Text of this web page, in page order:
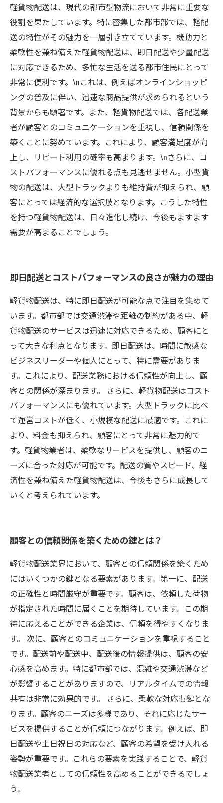
軽貨物配送は、現代の都市型物流において非常に重要な
役割を果たしています。特に密集した都市部では、軽配
送の特性がその魅力を一層引き立てています。機動力と
柔軟性を兼ね備えた軽貨物配送は、即日配送や少量配送
に対応できるため、多忙な生活を送る都市住民にとって
非常に便利です。\nこれは、例えばオンラインショッピ
ングの普及に伴い、迅速な商品提供が求められるという
背景からも顕著です。また、軽貨物配送では、各配送業
者が顧客とのコミュニケーションを重視し、信頼関係を
築くことに努めています。これにより、顧客満足度が向
上し、リピート利用の確率も高まります。\nさらに、コ
ストパフォーマンスに優れる点も見逃せません。小型貨
物の配送は、大型トラックよりも維持費が抑えられ、顧
客にとっては経済的な選択肢となります。こうした特性
を持つ軽貨物配送は、日々進化し続け、今後もますます
需要が高まることでしょう。
即日配送とコストパフォーマンスの良さが魅力の理由
軽貨物配送は、特に即日配送が可能な点で注目を集めて
います。都市部では交通渋滞や距離の制約がある中、軽
貨物配送のサービスは迅速に対応できるため、顧客にと
って大きな利点となります。即日配送は、時間に敏感な
ビジネスリーダーや個人にとって、特に需要がありま
す。これにより、配送業務における信頼性が向上し、顧
客との関係が深まります。 さらに、軽貨物配送はコスト
パフォーマンスにも優れています。大型トラックに比べ
て運営コストが低く、小規模な配送に最適です。これに
より、料金も抑えられ、顧客にとって非常に魅力的で
す。軽貨物業者は、柔軟なサービスを提供し、顧客のニ
ーズに合った対応が可能です。配送の質やスピード、経
済性を兼ね備えた軽貨物配送は、今後もさらに成長して
いくと考えられています。
顧客との信頼関係を築くための鍵とは？
軽貨物配送業界において、顧客との信頼関係を築くため
にはいくつかの鍵となる要素があります。第一に、配送
の正確性と時間厳守が重要です。顧客は、依頼した荷物
が指定された時間に届くことを期待しています。この期
待に応えることができる企業は、信頼を得やすくなりま
す。 次に、顧客とのコミュニケーションを重視すること
です。配送前や配送中、配送後の情報提供は、顧客の安
心感を高めます。特に都市部では、混雑や交通渋滞など
が影響することがありますので、リアルタイムでの情報
共有は非常に効果的です。 さらに、柔軟な対応も鍵とな
ります。顧客のニーズは多様であり、それに応じたサー
ビスを提供することが信頼につながります。例えば、即
日配送や土日祝日の対応など、顧客の希望を受け入れる
姿勢が重要です。これらの要素を実践することで、軽貨
物配送業者としての信頼性を高めることができるでしょ
う。